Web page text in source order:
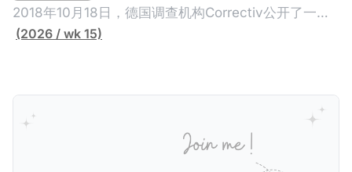
（折合约8900万人民币）通知，将其推向了涉嫌逃避
缴纳所得税的舆论风口浪尖。 经过事情发展多月，最后
缴税款的记录。虽然他已经公开承认错误，但这一风波
已彻底重创其公众形象，导致多项高奢代言流产。不
过，他不至于被“封杀”，2026年5月15日Netflix的奇幻
动作喜剧《超能路人甲》正式上线，车银优在剧中饰演
2018年10月18日，德国调查机构Correctiv公开了一件
跨越十多年及横跨多个国家的逃税案，涉税金额超过
家金融机构，并引致了多家机构被起诉，部分甚至因而
破产。这一篇文章将会结合Correctiv、经合组织、
amaBhungane等国际组织的报告及文章，来给大家剖
(2026 / wk 15)